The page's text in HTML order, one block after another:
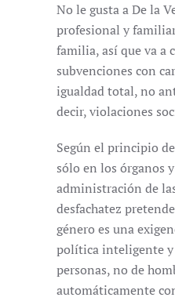
No le gusta a De la
profesional y
familia, así que va a
subvenciones con
igualdad total, no
decir, violaciones
Según el principio
sólo en los órganos
administración de
desfachatez
género es una
política inteligente y
personas, no de
automáticamente